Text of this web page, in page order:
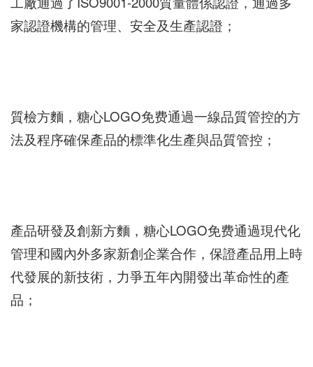
家認證機構的管理、安全及生產認證；
質檢方麵，糖心LOGO免费通過一線品質管控的方
法及程序確保產品的標準化生產與品質管控；
產品研發及創新方麵，糖心LOGO免费通過現代化
管理和國內外多家新創企業合作，保證產品用上時
代發展的新技術，力爭五年內開發出革命性的產
品；